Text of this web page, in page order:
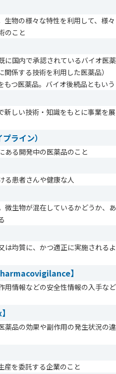
物の様々な特性を利用して、様々
のこと
に国内で承認されているバイオ医薬
係する技術を利用した医薬品）
つ医薬品。バイオ後続品ともいう
新しい技術・知識をもとに事業を展
ライン）
ある開発中の医薬品のこと
る患者さんや健康な人
微生物が混在しているかどうか、あ
は均質に、かつ適正に実施されるよ
】
用情報などの安全性情報の入手など
薬品の効果や副作用の発生状況の違
産を委託する企業のこと